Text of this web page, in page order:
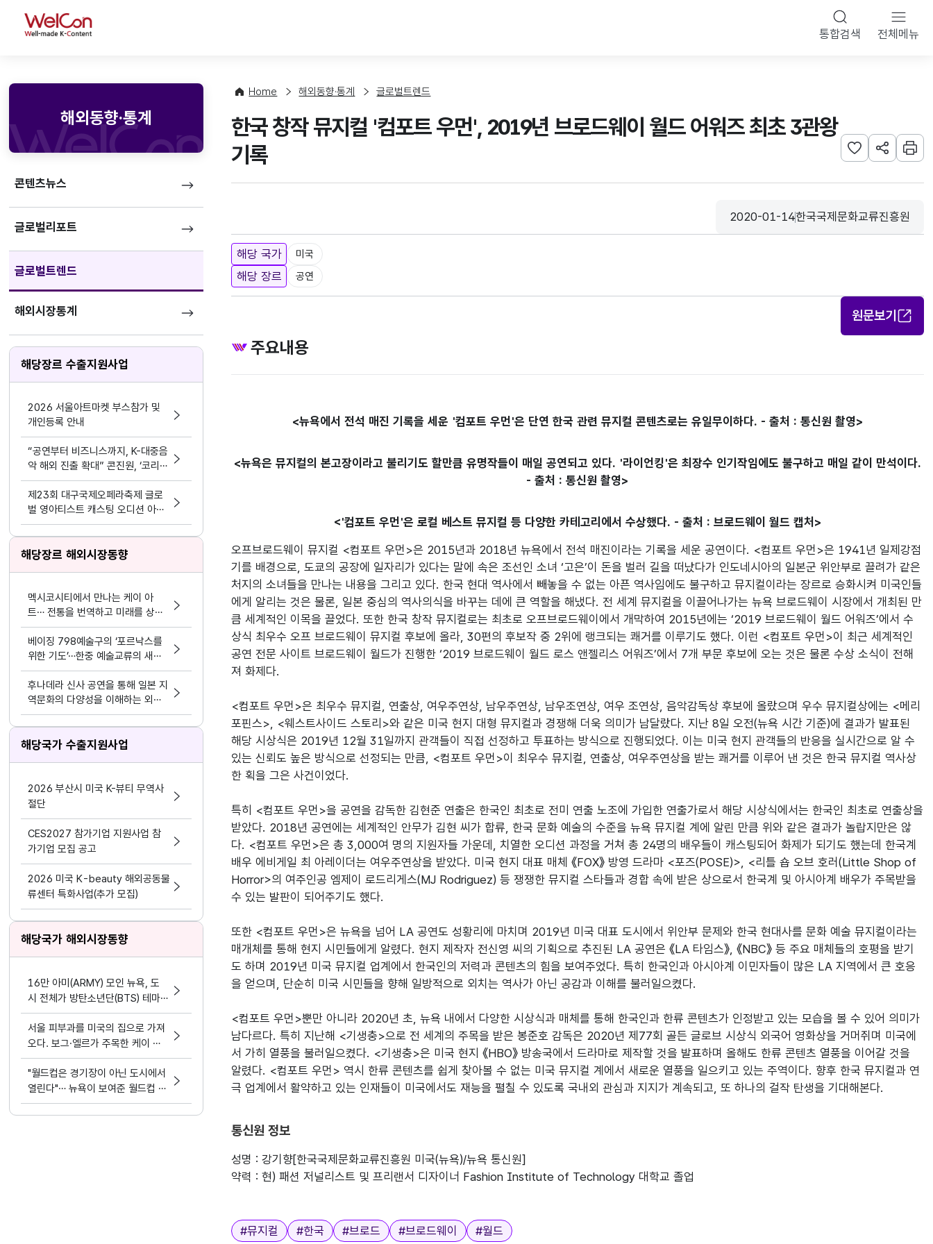
WelCon 통합검색 전체메뉴
해외동향·통계
콘텐츠뉴스
글로벌리포트
글로벌트렌드
해외시장통계
해당장르 수출지원사업
2026 서울아트마켓 부스참가 및
개인등록 안내
“공연부터 비즈니스까지, K-대중음
악 해외 진출 확대” 콘진원, ‘코리
아 스포트라이트 @인도네시아’ 개
최
제23회 대구국제오페라축제 글로
벌 영아티스트 캐스팅 오디션 아리
아 부문 참가자 공고
해당장르 해외시장동향
멕시코시티에서 만나는 케이 아
트… 전통을 번역하고 미래를 상상
하다
베이징 798예술구의 ‘포르낙스를
위한 기도’…한중 예술교류의 새로
운 접점
후나데라 신사 공연을 통해 일본 지
역문화의 다양성을 이해하는 외국
인 유학생들
해당국가 수출지원사업
2026 부산시 미국 K-뷰티 무역사
절단
CES2027 참가기업 지원사업 참
가기업 모집 공고
2026 미국 K-beauty 해외공동물
류센터 특화사업(추가 모집)
해당국가 해외시장동향
16만 아미(ARMY) 모인 뉴욕, 도
시 전체가 방탄소년단(BTS) 테마
파크가 됐다.
서울 피부과를 미국의 집으로 가져
오다. 보그·엘르가 주목한 케이 뷰
티 디바이스 혁명
"월드컵은 경기장이 아닌 도시에서
열린다"… 뉴욕이 보여준 월드컵 문
화정책
Home 해외동향·통계 글로벌트렌드
한국 창작 뮤지컬 '컴포트 우먼', 2019년 브로드웨이 월드 어워즈 최초 3관왕
기록
관심사 등록하기
URL 공유하
인쇄
등록일
2020-01-14
수집기관
한국국제문화교류진흥원
해당 국가 미국
해당 장르 공연
원문보기
주요내용
<뉴욕에서 전석 매진 기록을 세운 '컴포트 우먼'은 단연 한국 관련 뮤지컬 콘텐츠로는 유일무이하다. - 출처 : 통신원 촬영>
<뉴욕은 뮤지컬의 본고장이라고 불리기도 할만큼 유명작들이 매일 공연되고 있다. '라이언킹'은 최장수 인기작임에도 불구하고 매일 같이 만석이다.
- 출처 : 통신원 촬영>
<'컴포트 우먼'은 로컬 베스트 뮤지컬 등 다양한 카테고리에서 수상했다. - 출처 : 브로드웨이 월드 캡처>
오프브로드웨이 뮤지컬 <컴포트 우먼>은 2015년과 2018년 뉴욕에서 전석 매진이라는 기록을 세운 공연이다. <컴포트 우먼>은 1941년 일제강점
기를 배경으로, 도쿄의 공장에 일자리가 있다는 말에 속은 조선인 소녀 ‘고은’이 돈을 벌러 길을 떠났다가 인도네시아의 일본군 위안부로 끌려가 같은
처지의 소녀들을 만나는 내용을 그리고 있다. 한국 현대 역사에서 빼놓을 수 없는 아픈 역사임에도 불구하고 뮤지컬이라는 장르로 승화시켜 미국인들
에게 알리는 것은 물론, 일본 중심의 역사의식을 바꾸는 데에 큰 역할을 해냈다. 전 세계 뮤지컬을 이끌어나가는 뉴욕 브로드웨이 시장에서 개최된 만
큼 세계적인 이목을 끌었다. 또한 한국 창작 뮤지컬로는 최초로 오프브로드웨이에서 개막하여 2015년에는 ‘2019 브로드웨이 월드 어워즈’에서 수
상식 최우수 오프 브로드웨이 뮤지컬 후보에 올라, 30편의 후보작 중 2위에 랭크되는 쾌거를 이루기도 했다. 이런 <컴포트 우먼>이 최근 세계적인
공연 전문 사이트 브로드웨이 월드가 진행한 ‘2019 브로드웨이 월드 로스 앤젤리스 어워즈’에서 7개 부문 후보에 오는 것은 물론 수상 소식이 전해
져 화제다.
<컴포트 우먼>은 최우수 뮤지컬, 연출상, 여우주연상, 남우주연상, 남우조연상, 여우 조연상, 음악감독상 후보에 올랐으며 우수 뮤지컬상에는 <메리
포핀스>, <웨스트사이드 스토리>와 같은 미국 현지 대형 뮤지컬과 경쟁해 더욱 의미가 남달랐다. 지난 8일 오전(뉴욕 시간 기준)에 결과가 발표된
해당 시상식은 2019년 12월 31일까지 관객들이 직접 선정하고 투표하는 방식으로 진행되었다. 이는 미국 현지 관객들의 반응을 실시간으로 알 수
있는 신뢰도 높은 방식으로 선정되는 만큼, <컴포트 우먼>이 최우수 뮤지컬, 연출상, 여우주연상을 받는 쾌거를 이루어 낸 것은 한국 뮤지컬 역사상
한 획을 그은 사건이었다.
특히 <컴포트 우먼>을 공연을 감독한 김현준 연출은 한국인 최초로 전미 연출 노조에 가입한 연출가로서 해당 시상식에서는 한국인 최초로 연출상을
받았다. 2018년 공연에는 세계적인 안무가 김현 씨가 합류, 한국 문화 예술의 수준을 뉴욕 뮤지컬 계에 알린 만큼 위와 같은 결과가 놀랍지만은 않
다. <컴포트 우먼>은 총 3,000여 명의 지원자들 가운데, 치열한 오디션 과정을 거쳐 총 24명의 배우들이 캐스팅되어 화제가 되기도 했는데 한국계
배우 에비게일 최 아레이더는 여우주연상을 받았다. 미국 현지 대표 매체 《FOX》 방영 드라마 <포즈(POSE)>, <리틀 숍 오브 호러(Little Shop of
Horror>의 여주인공 엠제이 로드리게스(MJ Rodriguez) 등 쟁쟁한 뮤지컬 스타들과 경합 속에 받은 상으로서 한국계 및 아시아계 배우가 주목받을
수 있는 발판이 되어주기도 했다.
또한 <컴포트 우먼>은 뉴욕을 넘어 LA 공연도 성황리에 마치며 2019년 미국 대표 도시에서 위안부 문제와 한국 현대사를 문화 예술 뮤지컬이라는
매개체를 통해 현지 시민들에게 알렸다. 현지 제작자 전신영 씨의 기획으로 추진된 LA 공연은 《LA 타임스》, 《NBC》 등 주요 매체들의 호평을 받기
도 하며 2019년 미국 뮤지컬 업계에서 한국인의 저력과 콘텐츠의 힘을 보여주었다. 특히 한국인과 아시아계 이민자들이 많은 LA 지역에서 큰 호응
을 얻으며, 단순히 미국 시민들을 향해 일방적으로 외치는 역사가 아닌 공감과 이해를 불러일으켰다.
<컴포트 우먼>뿐만 아니라 2020년 초, 뉴욕 내에서 다양한 시상식과 매체를 통해 한국인과 한류 콘텐츠가 인정받고 있는 모습을 볼 수 있어 의미가
남다르다. 특히 지난해 <기생충>으로 전 세계의 주목을 받은 봉준호 감독은 2020년 제77회 골든 글로브 시상식 외국어 영화상을 거머쥐며 미국에
서 가히 열풍을 불러일으켰다. <기생충>은 미국 현지 《HBO》 방송국에서 드라마로 제작할 것을 발표하며 올해도 한류 콘텐츠 열풍을 이어갈 것을
알렸다. <컴포트 우먼> 역시 한류 콘텐츠를 쉽게 찾아볼 수 없는 미국 뮤지컬 계에서 새로운 열풍을 일으키고 있는 주역이다. 향후 한국 뮤지컬과 연
극 업계에서 활약하고 있는 인재들이 미국에서도 재능을 펼칠 수 있도록 국내외 관심과 지지가 계속되고, 또 하나의 걸작 탄생을 기대해본다.
통신원 정보
성명 : 강기향[한국국제문화교류진흥원 미국(뉴욕)/뉴욕 통신원]
약력 : 현) 패션 저널리스트 및 프리랜서 디자이너 Fashion Institute of Technology 대학교 졸업
태그
#뮤지컬 #한국 #브로드 #브로드웨이 #월드